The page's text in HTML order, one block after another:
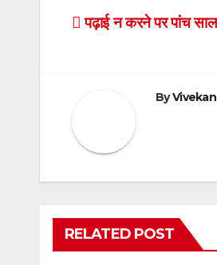
e
er s
p
Post
पढ़ाई न करने पर पांच
By
RELATED POST